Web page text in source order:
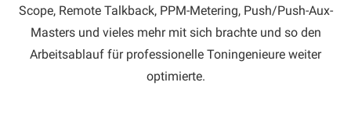
Scope, Remote Talkback, PPM-Metering, Push/Push-Aux-
Masters und vieles mehr mit sich brachte und so den
Arbeitsablauf für professionelle Toningenieure weiter
optimierte.